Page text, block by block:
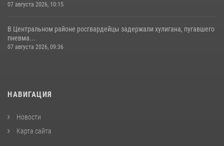
07 августа 2026, 10:15
В Центральном районе росгвардейцы задержали хулигана, пугавшего
пневма...
07 августа 2026, 09:36
НАВИГАЦИЯ
Новости
Карта сайта